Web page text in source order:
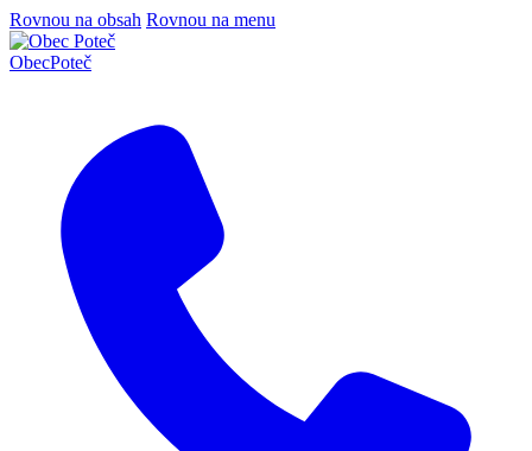
Rovnou na obsah Rovnou na menu
ObecPoteč